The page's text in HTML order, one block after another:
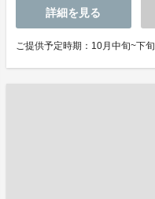
詳細を見る
ご提供予定時期：10月中旬~下旬